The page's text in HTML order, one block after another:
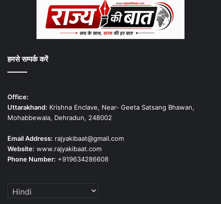
हमसे सम्पर्क करें
Office:
Uttarakhand: Krishna Enclave, Near- Geeta Satsang Bhawan,
Mohabbewala, Dehradun, 248002
Email Address: rajyakibaat@gmail.com
Website: www.rajyakibaat.com
Phone Number: +919634286608